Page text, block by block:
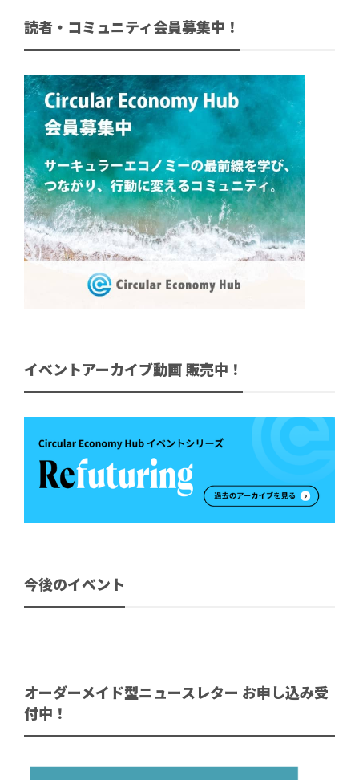
読者・コミュニティ会員募集中！
イベントアーカイブ動画 販売中！
今後のイベント
オーダーメイド型ニュースレター お申し込み受
付中！